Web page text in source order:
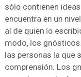
sólo contienen
encuentra en un
al de quien lo
modo, los
las personas la que
comprensión. Los